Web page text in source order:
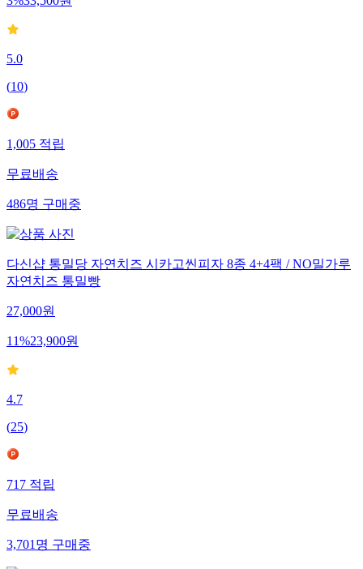
5.0
(10)
1,005 적립
무료배송
486명 구매중
다신샵 통밀당 자연치즈 시카고씬피자 8종 4+4팩 / NO밀가루
자연치즈 통밀빵
27,000원
11%23,900원
4.7
(25)
717 적립
무료배송
3,701 명 구매중